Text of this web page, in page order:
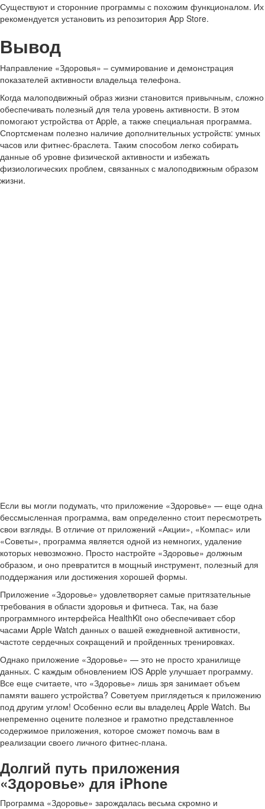
Существуют и сторонние программы с похожим функционалом. Их
рекомендуется установить из репозитория App Store.
Вывод
Направление «Здоровья» – суммирование и демонстрация
показателей активности владельца телефона.
Когда малоподвижный образ жизни становится привычным, сложно
обеспечивать полезный для тела уровень активности. В этом
помогают устройства от Apple, а также специальная программа.
Спортсменам полезно наличие дополнительных устройств: умных
часов или фитнес-браслета. Таким способом легко собирать
данные об уровне физической активности и избежать
физиологических проблем, связанных с малоподвижным образом
жизни.
Если вы могли подумать, что приложение «Здоровье» — еще одна
бессмысленная программа, вам определенно стоит пересмотреть
свои взгляды. В отличие от приложений «Акции», «Компас» или
«Советы», программа является одной из немногих, удаление
которых невозможно. Просто настройте «Здоровье» должным
образом, и оно превратится в мощный инструмент, полезный для
поддержания или достижения хорошей формы.
Приложение «Здоровье» удовлетворяет самые притязательные
требования в области здоровья и фитнеса. Так, на базе
программного интерфейса HealthKit оно обеспечивает сбор
часами Apple Watch данных о вашей ежедневной активности,
частоте сердечных сокращений и пройденных тренировках.
Однако приложение «Здоровье» — это не просто хранилище
данных. С каждым обновлением iOS Apple улучшает программу.
Все еще считаете, что «Здоровье» лишь зря занимает объем
памяти вашего устройства? Советуем приглядеться к приложению
под другим углом! Особенно если вы владелец Apple Watch. Вы
непременно оцените полезное и грамотно представленное
содержимое приложения, которое сможет помочь вам в
реализации своего личного фитнес-плана.
Долгий путь приложения
«Здоровье» для iPhone
Программа «Здоровье» зарождалась весьма скромно и